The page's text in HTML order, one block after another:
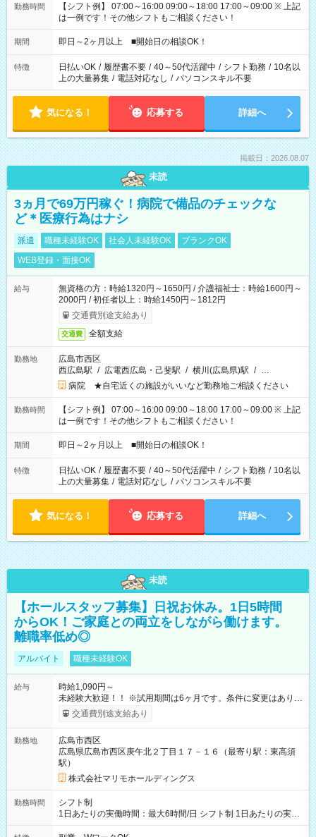
勤務時間
【シフト例】 07:00～16:00 09:00～18:00 17:00～09:00 ※ 上記
は一例です！その他シフトもご相談ください！
期間 即日～2ヶ月以上 ■開始日の相談OK！
特徴 日払いOK / 履歴書不要 / 40～50代活躍中 / シフト勤務 / 10名以
上の大量募集 / 電話対応なし / パソコンスキル不要
気になる！ 応募する 詳細へ
掲載日：2026.08.07
未読
3ヵ月で69万円稼ぐ！病院で備品のチェックな
ど＊医療行為はナシ
派遣 職種未経験OK 社会人未経験OK
ブランクOK
WEB登録・面接OK
給与
無資格の方：時給1320円～1650円 / 介護福祉士：時給1600円～
2000円 / 初任者以上：時給1450円～1812円
交通費別途支給あり
交通費 全額支給
勤務地
広島市西区
西広島駅 / 広電西広島・己斐駅 / 横川(広島県)駅 / …
病院 ★自宅近くの施設がいいなど勤務地ご相談ください
勤務時間
【シフト例】 07:00～16:00 09:00～18:00 17:00～09:00 ※ 上記
は一例です！その他シフトもご相談ください！
期間 即日～2ヶ月以上 ■開始日の相談OK！
特徴 日払いOK / 履歴書不要 / 40～50代活躍中 / シフト勤務 / 10名以
上の大量募集 / 電話対応なし / パソコンスキル不要
気になる！ 応募する 詳細へ
未読
【ホールスタッフ募集】日祝お休み。1日5時間
からOK！ご家庭との両立をしながら働けます。
離職率低め◎
アルバイト 職種未経験OK
給与
時給1,090円～
未経験大歓迎！！ ※試用期間は6ヶ月です。条件に変更はありま
せん。 【試用期間】試用期間あり 試用期間の長さ：6ヶ月 雇用
形態、給与は本採用時と同じです。
交通費別途支給あり
勤務地
広島市西区
広島県広島市西区庚午北２丁目１７－１６（最寄り駅：東高須
駅）
株式会社マリモホールディングス
勤務時間
シフト制
1日あたりの実働時間：最大6時間/日 シフト制 1日あたりの実働
時間：5~6時間 週：2～4日（週20時間未満で歓迎） （例） ・